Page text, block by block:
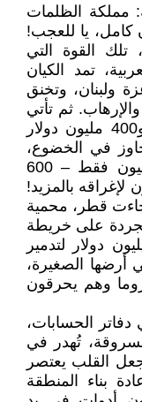
مملكة الظلمات
كامل، يا للعجب!
تلك القوة التي
تمد الكيان
ولبنان، وتخنق
ثم تأتي
الإمارات، محمية آل نهيان، بتريليون و400 مليون دولار
في الخضوع،
بينما لم يطلب ترامب سوى 600 مليون فقط – 600
بالمزيد!
قطر، محمية
على خريطة
دولار لتدمير
أرضها الصغيرة،
وهم يحرقون
الحسابات،
تُهدر في
القلب يعتصر
بناء المنطقة